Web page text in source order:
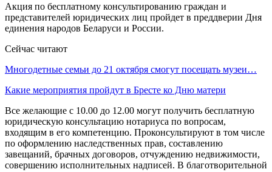
Акция по бесплатному консультированию граждан и
представителей юридических лиц пройдет в преддверии Дня
единения народов Беларуси и России.
Сейчас читают
Многодетные семьи до 21 октября смогут посещать музеи…
Какие мероприятия пройдут в Бресте ко Дню матери
Все желающие с 10.00 до 12.00 могут получить бесплатную
юридическую консультацию нотариуса по вопросам,
входящим в его компетенцию. Проконсультируют в том числе
по оформлению наследственных прав, составлению
завещаний, брачных договоров, отчуждению недвижимости,
совершению исполнительных надписей. В благотворительной